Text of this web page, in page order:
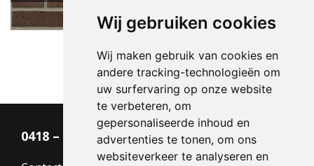
Wij gebruiken cookies
Wij maken gebruik van cookies en
andere tracking-technologieën om
uw surfervaring op onze website
te verbeteren, om
gepersonaliseerde inhoud en
advertenties te tonen, om ons
websiteverkeer te analyseren en
Handvorm (HV)
Waalformaat (WF)
Genuanceerd
Kleur:
Rood
0418 – 55 22 21